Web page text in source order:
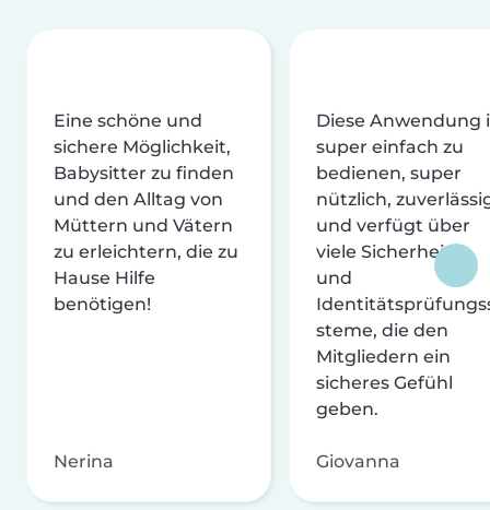
Eine schöne und
sichere Möglichkeit,
Babysitter zu finden
und den Alltag von
Müttern und Vätern
zu erleichtern, die zu
Hause Hilfe
benötigen!
Nerina
Diese Anwendung
super einfach zu
bedienen, super
nützlich,
und verfügt über
viele Sicherheits-
und
steme, die den
Mitgliedern ein
sicheres Gefühl
geben.
Giovanna